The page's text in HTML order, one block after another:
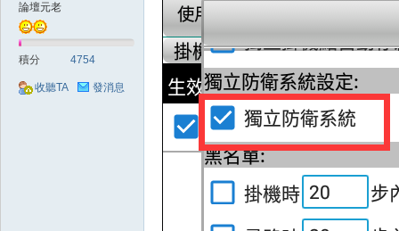
論壇元老
積分 4754
收聽TA 發消息